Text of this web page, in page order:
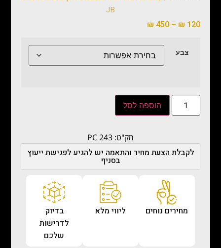
JB
₪ 120
–
₪ 450
צבע
הוספה לסל
מק"ט: PC 243
לקבלת הצעת מחיר והתאמה יש להגיע לפגישת ייעוץ
בסניף
מחירים נוחים ליווי מלא
בדיוק
לדרישות
שלכם